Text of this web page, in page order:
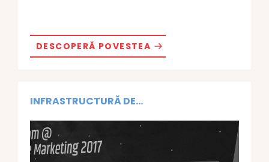
DESCOPERĂ POVESTEA
INFRASTRUCTURĂ DE...